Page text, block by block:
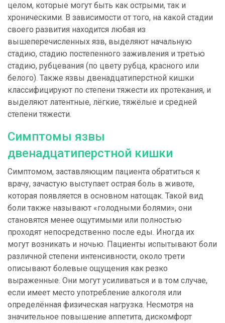
целом, которые могут быть как острыми, так и
хроническими. В зависимости от того, на какой стадии
своего развития находится любая из
вышеперечисленных язв, выделяют начальную
стадию, стадию постепенного заживления и третью
стадию, рубцевания (по цвету рубца, красного или
белого). Также язвы двенадцатиперстной кишки
классифицируют по степени тяжести их протекания, и
выделяют латентные, лёгкие, тяжёлые и средней
степени тяжести.
Симптомы язвы
двенадцатиперстной кишки
Симптомом, заставляющим пациента обратиться к
врачу, зачастую выступает острая боль в животе,
которая появляется в основном натощак. Такой вид
боли также называют «голодными болями», они
становятся менее ощутимыми или полностью
проходят непосредственно после еды. Иногда их
могут возникать и ночью. Пациенты испытывают боли
различной степени интенсивности, около трети
описывают болевые ощущения как резко
выраженные. Они могут усиливаться и в том случае,
если имеет место употребление алкоголя или
определённая физическая нагрузка. Несмотря на
значительное повышение аппетита, дискомфорт